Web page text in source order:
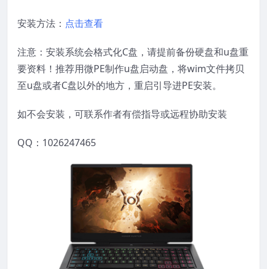
安装方法： 点击查看
注意：安装系统会格式化C盘，请提前备份硬盘和u盘重
要资料！推荐用微PE制作u盘启动盘，将wim文件拷贝
至u盘或者C盘以外的地方，重启引导进PE安装。
如不会安装，可联系作者有偿指导或远程协助安装
QQ：1026247465